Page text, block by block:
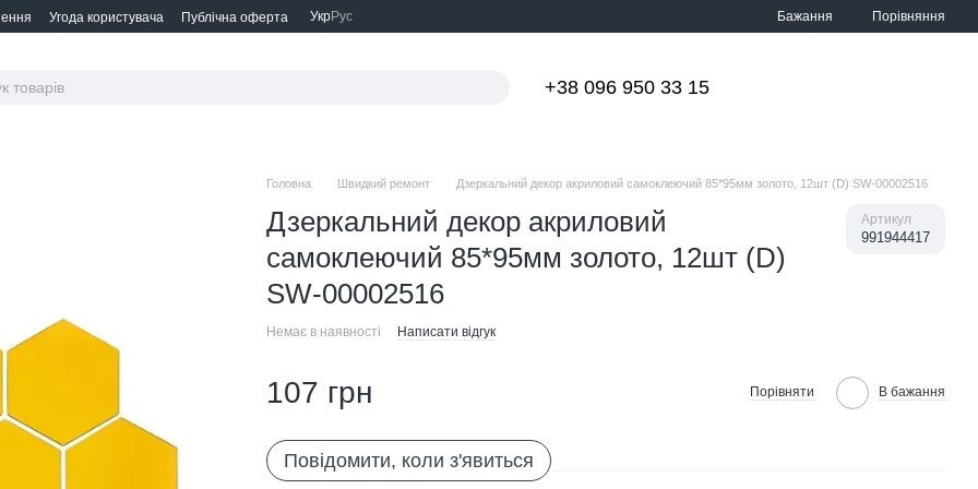
Угода користувача Публічна оферта УкрРус Бажання Порівняння
+38 096 950 33 15
Головна Швидкий ремонт Дзеркальний декор акриловий самоклеючий 85*95мм золото, 12шт (D) SW-00002516
Дзеркальний декор акриловий
самоклеючий 85*95мм золото, 12шт (D)
SW-00002516
Артикул
991944417
Немає в наявності Написати відгук
107 грн Порівняти В бажання
Повідомити, коли з'явиться